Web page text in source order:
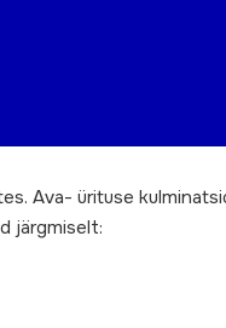
Ava- ürituse
järgmiselt: